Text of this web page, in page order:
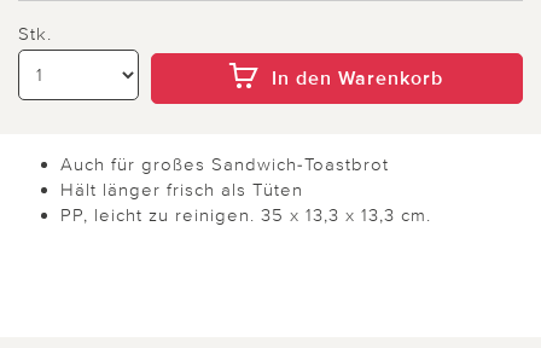
Stk.
In den Warenkorb
Auch für großes Sandwich-Toastbrot
Hält länger frisch als Tüten
PP, leicht zu reinigen. 35 x 13,3 x 13,3 cm.